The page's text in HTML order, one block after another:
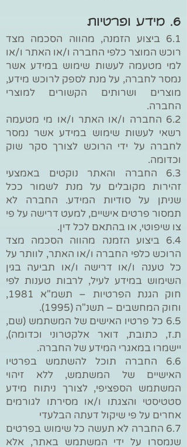
6. מידע ופרטיות
6.1 ביצוע הזמנה, מהווה הסכמה מצד
רוכש המוצר כלפי החברה ו/או האתר ו/או
למי מטעמה לעשות שימוש במידע אשר
נמסר לחברה, על מנת לספק לרוכש מידע,
מוצרים ושרותים הקשורים למוצרי
החברה.
6.2 החברה ו/או האתר ו/או מי מטעמה
רשאי לעשות שימוש במידע אשר נמסר
לחברה על ידי הרוכש לצורך סקר שוק
וכדומה.
6.3 החברה והאתר נוקטים באמצעי
זהירות מקובלים על מנת לשמור ככל
שניתן על סודיות המידע. החברה לא
תמסור פרטים אישיים, למעט דרישה על פי
צו שיפוטי, או בהתאם לכל דין.
6.4 ביצוע הזמנה מהווה הסכמה מצד
הרוכש כלפי החברה ו/או האתר, לוותר על
כל טענה ו/או דרישה ו/או תביעה בגין
השימוש במידע לעיל, לרבות טענות לפי
חוק הגנת הפרטיות – תשמ"א 1981,
וחוק המחשבים – תשנ"ה (1995).
6.5 כל פרטיו האישים של המשתמש (שם,
ת.ז, כתובת, דואר אלקטרוני וכדומה),
יישמרו במאגרי המידע של החברה.
6.6 החברה תוכל להשתמש בפרטיו
האישיים של המשתמש, ללא זיהוי
המשתמש הספציפי, לצורך ניתוח מידע
סטטיסטי והצגתו ו/או מסירתו לגורמים
אחרים על פי שיקול דעתה הבלעדי
6.7 החברה לא תעשה כל שימוש בפרטים
שנמסרו על ידי המשתמש באתר, אלא